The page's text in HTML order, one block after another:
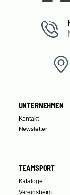
UNTERNEHMEN
Kontakt
Newsletter
TEAMSPORT
Kataloge
Vereinsheim